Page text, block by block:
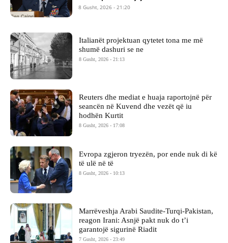
8 Gusht, 2026 - 21:20
Italianët projektuan qytetet tona me më
shumë dashuri se ne
8 Gusht, 2026 - 21:13
Reuters dhe mediat e huaja raportojnë për
seancën në Kuvend dhe vezët që iu
hodhën Kurtit
8 Gusht, 2026 - 17:08
Evropa zgjeron tryezën, por ende nuk di kë
të ulë në të
8 Gusht, 2026 - 10:13
Marrëveshja Arabi Saudite-Turqi-Pakistan,
reagon Irani: Asnjë pakt nuk do t’i
garantojë sigurinë Riadit
7 Gusht, 2026 - 23:49